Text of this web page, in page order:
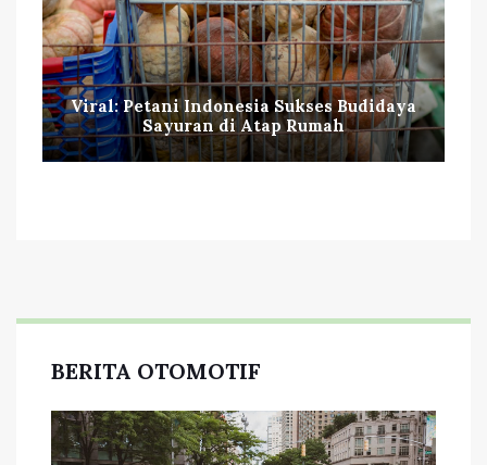
Viral: Petani Indonesia Sukses Budidaya
Sayuran di Atap Rumah
BERITA OTOMOTIF